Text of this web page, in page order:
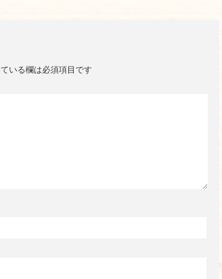
いる欄は必須項目です